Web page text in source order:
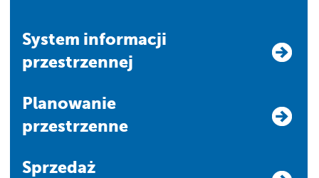
system informacji
przestrzennej
Planowanie
przestrzenne
Sprzedaż